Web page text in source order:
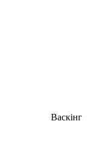
Васкінг